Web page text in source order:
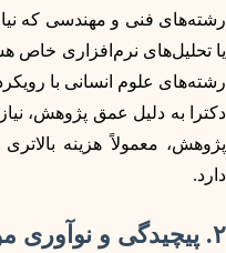
رشته‌های فنی و مهندسی که
یا تحلیل‌های نرم‌افزاری خاص
رشته‌های علوم انسانی با
دکترا به دلیل عمق پژوهش،
پژوهش، معمولاً هزینه
دارد.
۲. پیچیدگی و نوآوری موضوع